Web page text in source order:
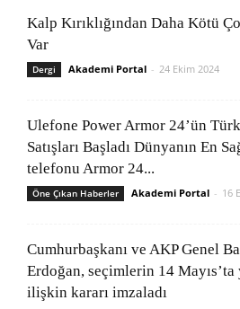
Kalp Kırıklığından Daha Kötü
Var
Dergi Akademi Portal - 24 Ekim 2024
Ulefone Power Armor 24’ün
Satışları Başladı Dünyanın En
telefonu Armor 24...
Öne Çıkan Haberler Akademi Portal - 16
Cumhurbaşkanı ve AKP Genel
Erdoğan, seçimlerin 14 Mayıs’ta
ilişkin kararı imzaladı